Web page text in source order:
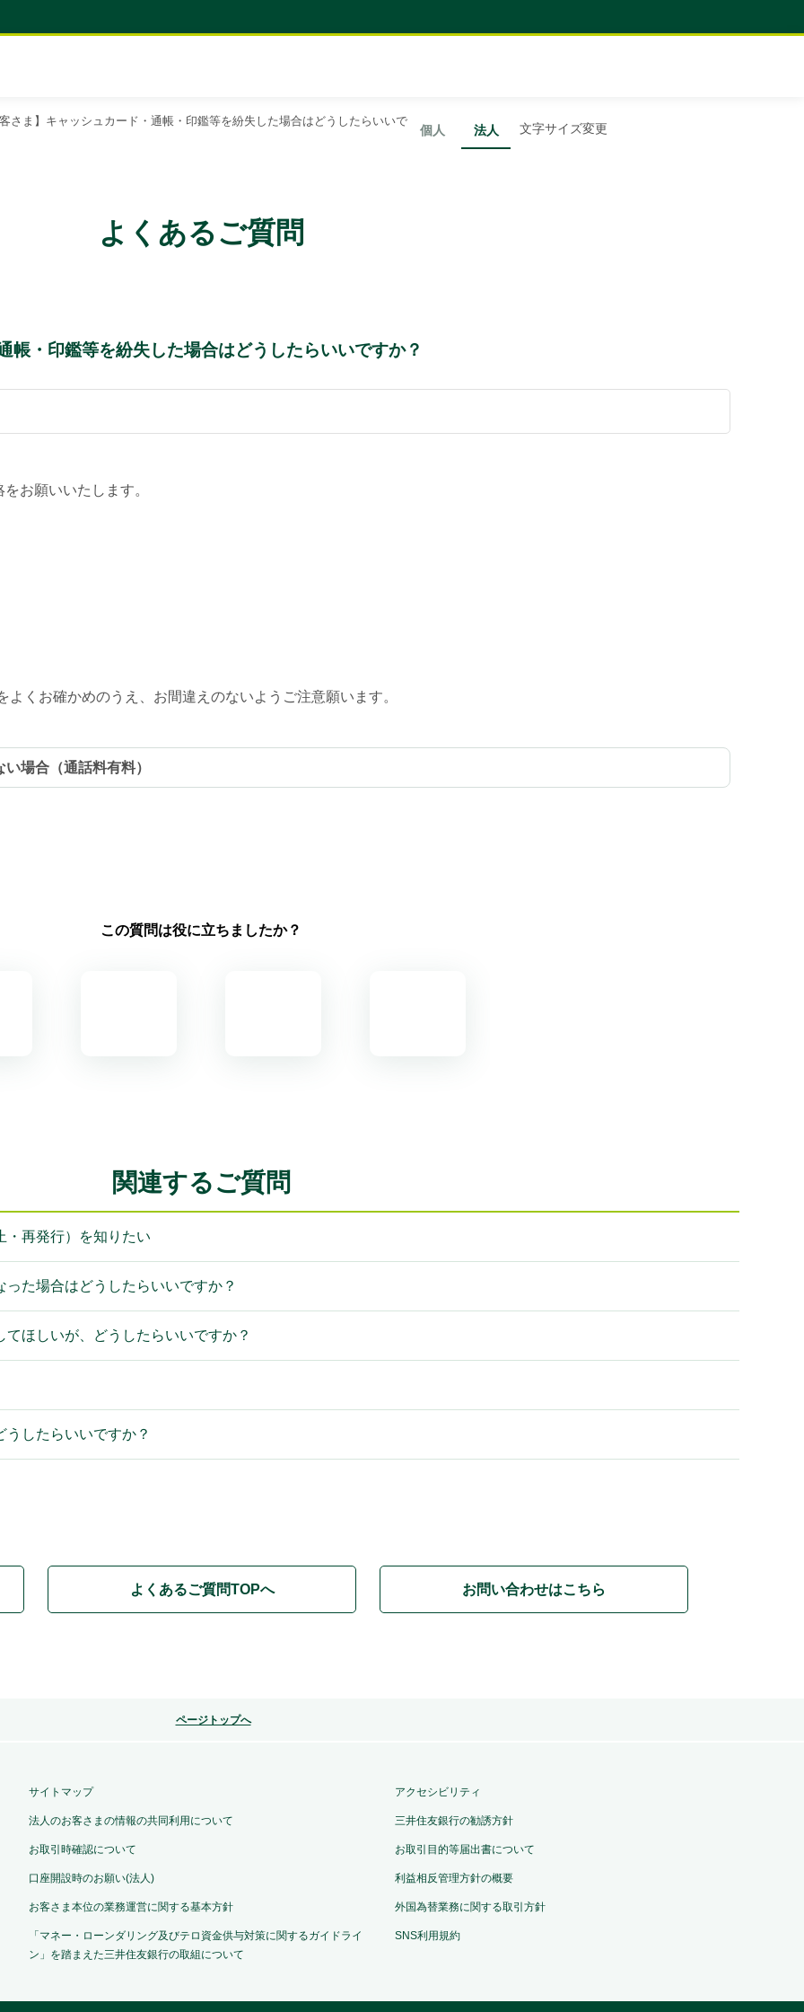
個人 法人 文字サイズ変更
さま】キャッシュカード・通帳・印鑑等を紛失した場合はどうしたらいいで
よくあるご質問
帳・印鑑等を紛失した場合はどうしたらいいですか？
お願いいたします。
くお確かめのうえ、お間違えのないようご注意願います。
場合（通話料有料）
この質問は役に立ちましたか？
関連するご質問
・再発行）を知りたい
た場合はどうしたらいいですか？
ほしいが、どうしたらいいですか？
したらいいですか？
よくあるご質問TOPへ お問い合わせはこちら
ページトップへ
サイトマップ アクセシビリティ
法人のお客さまの情報の共同利用について 三井住友銀行の勧誘方針
お取引時確認について お取引目的等届出書について
口座開設時のお願い(法人) 利益相反管理方針の概要
お客さま本位の業務運営に関する基本方針 外国為替業務に関する取引方針
「マネー・ローンダリング及びテロ資金供与対策に関するガイドライ
ン」を踏まえた三井住友銀行の取組について
SNS利用規約